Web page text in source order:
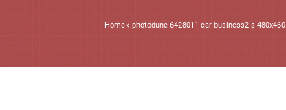
Home photodune-6428011-car-business2-s-480x460